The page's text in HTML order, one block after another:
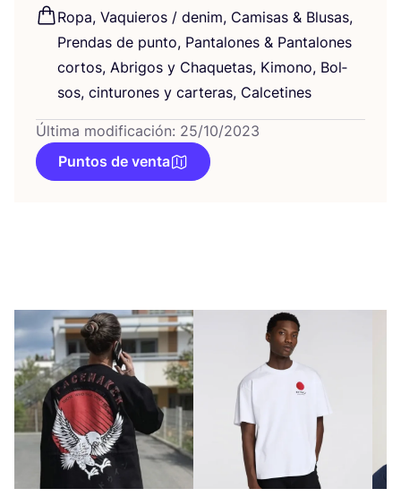
Ropa, Vaquie­ros / denim, Cami­sas & Blu­sas,
Pren­das de pun­to, Pan­ta­lo­nes & Pan­ta­lo­nes
cor­tos, Abri­gos y Cha­que­tas, Kimono, Bol­
sos, cin­tu­ro­nes y car­te­ras, Calcetines
Última modificación: 25/10/2023
Puntos de venta